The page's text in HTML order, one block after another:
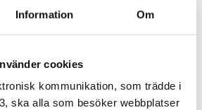
Information Om
cookies
kommunikation, som trädde i
ska alla som besöker webbplatser